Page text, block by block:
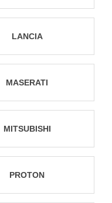
LANCIA
MASERATI
MITSUBISHI
PROTON